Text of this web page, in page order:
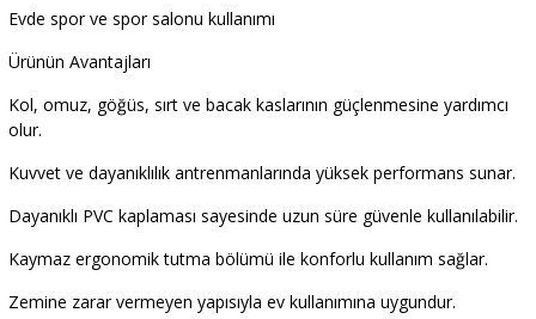
Evde spor ve spor salonu kullanımı
Ürünün Avantajları
Kol, omuz, göğüs, sırt ve bacak kaslarının güçlenmesine yardımcı
olur.
Kuvvet ve dayanıklılık antrenmanlarında yüksek performans sunar.
Dayanıklı PVC kaplaması sayesinde uzun süre güvenle kullanılabilir.
Kaymaz ergonomik tutma bölümü ile konforlu kullanım sağlar.
Zemine zarar vermeyen yapısıyla ev kullanımına uygundur.